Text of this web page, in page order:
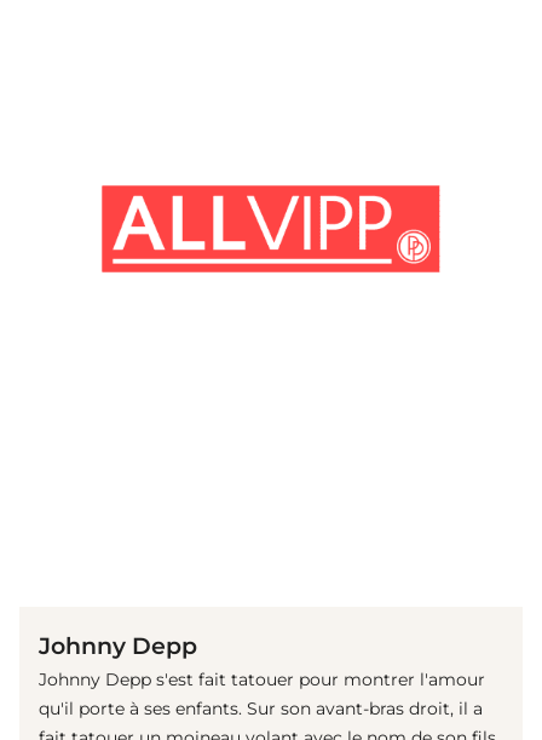
Johnny Depp
Johnny Depp s'est fait tatouer pour montrer l'amour
qu'il porte à ses enfants. Sur son avant-bras droit, il a